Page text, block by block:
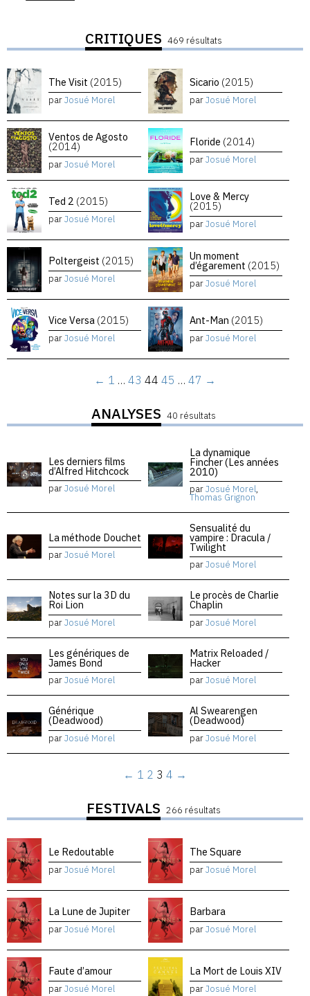
CRITIQUES 469 résultats
The Visit (2015)
parJosué Morel
Sicario (2015)
parJosué Morel
Ventos de Agosto
(2014)
parJosué Morel
Floride (2014)
parJosué Morel
Ted 2 (2015)
parJosué Morel
Love & Mercy
(2015)
parJosué Morel
Poltergeist (2015)
parJosué Morel
Un moment
d’égarement (2015)
parJosué Morel
Vice Versa (2015)
parJosué Morel
Ant-Man (2015)
parJosué Morel
← 1 … 43 44 45 … 47 →
ANALYSES 40 résultats
Les derniers films
d’Alfred Hitchcock
parJosué Morel
La dynamique
Fincher (Les années
2010)
parJosué Morel,
Thomas Grignon
La méthode Douchet
parJosué Morel
Sensualité du
vampire : Dracula /
Twilight
parJosué Morel
Notes sur la 3D du
Roi Lion
parJosué Morel
Le procès de Charlie
Chaplin
parJosué Morel
Les génériques de
James Bond
parJosué Morel
Matrix Reloaded /
Hacker
parJosué Morel
Générique
(Deadwood)
parJosué Morel
Al Swearengen
(Deadwood)
parJosué Morel
← 1 2 3 4 →
FESTIVALS 266 résultats
Le Redoutable
parJosué Morel
The Square
parJosué Morel
La Lune de Jupiter
parJosué Morel
Barbara
parJosué Morel
Faute d’amour
parJosué Morel
La Mort de Louis XIV
parJosué Morel